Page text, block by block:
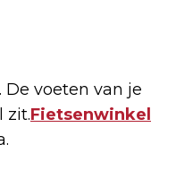
De voeten van je
zit.Fietsenwinkel